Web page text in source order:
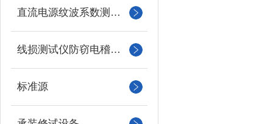
直流电源纹波系数测试仪
线损测试仪防窃电稽查仪
标准源